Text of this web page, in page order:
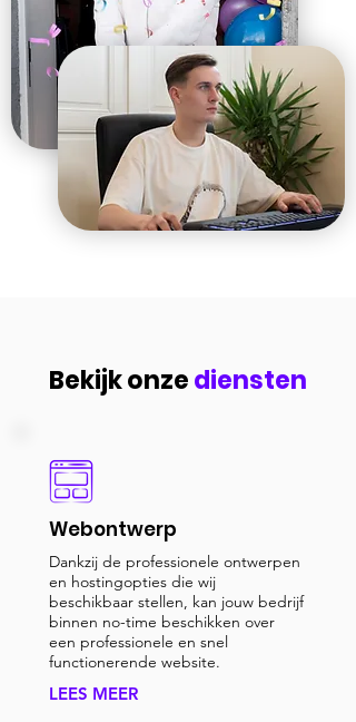
Bekijk onzediensten
Webontwerp
Dankzij de professionele ontwerpen
en hostingopties die wij
beschikbaar stellen, kan jouw bedrijf
binnen no-time beschikken over
een professionele en snel
functionerende website.
LEES MEER